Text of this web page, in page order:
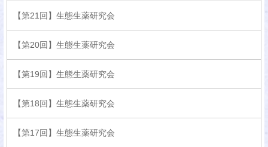
【第21回】生態生薬研究会
【第20回】生態生薬研究会
【第19回】生態生薬研究会
【第18回】生態生薬研究会
【第17回】生態生薬研究会